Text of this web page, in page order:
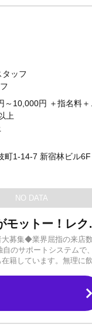
タッフ
上
町1-14-7 新宿林ビル6F
NO DATA
未経験でも安心！サポート体
大募集◆業界屈指の来店
のサポートシステムで
籍しています。無理に
が実際の目線でアドバイ
】◎メディア露出可能TV
門設置移籍問題、その
独自の育成力で貴方を
す。不安なことはいつ